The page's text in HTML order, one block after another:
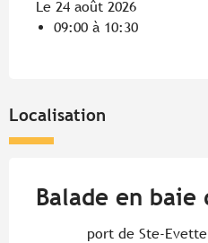
Le 24 août 2026
09:00 à 10:30
Localisation
Balade en baie
port de Ste-